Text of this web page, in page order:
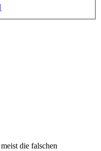
die falschen